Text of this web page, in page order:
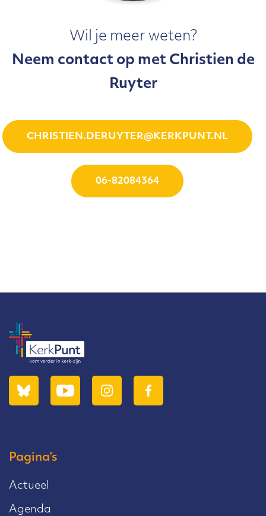
Wil je meer weten?
Neem contact op met Christien de
Ruyter
CHRISTIEN.DERUYTER@KERKPUNT.NL
06-82084364
Pagina’s
Actueel
Agenda